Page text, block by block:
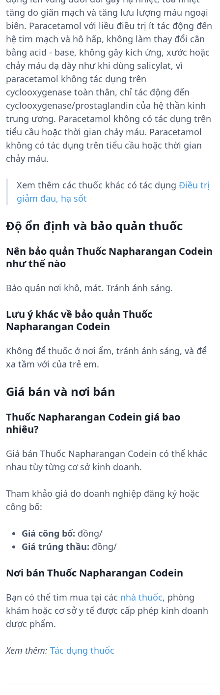
tăng do giãn mạch và tăng lưu lượng máu ngoại
biên. Paracetamol với liều điều trị ít tác động đến
hệ tim mạch và hô hấp, không làm thay đổi cân
bằng acid - base, không gây kích ứng, xước hoặc
chảy máu dạ dày như khi dùng salicylat, vì
paracetamol không tác dụng trên
cyclooxygenase toàn thân, chỉ tác động đến
cyclooxygenase/prostaglandin của hệ thần kinh
trung ương. Paracetamol không có tác dụng trên
tiểu cầu hoặc thời gian chảy máu. Paracetamol
không có tác dụng trên tiểu cầu hoặc thời gian
chảy máu.
Xem thêm các thuốc khác có tác dụng Điều trị
giảm đau, hạ sốt
Độ ổn định và bảo quản thuốc
Nên bảo quản Thuốc Napharangan Codein
như thế nào
Bảo quản nơi khô, mát. Tránh ánh sáng.
Lưu ý khác về bảo quản Thuốc
Napharangan Codein
Không để thuốc ở nơi ẩm, tránh ánh sáng, và để
xa tầm với của trẻ em.
Giá bán và nơi bán
Thuốc Napharangan Codein giá bao
nhiêu?
Giá bán Thuốc Napharangan Codein có thể khác
nhau tùy từng cơ sở kinh doanh.
Tham khảo giá do doanh nghiệp đăng ký hoặc
công bố:
Giá công bố: đồng/
Giá trúng thầu: đồng/
Nơi bán Thuốc Napharangan Codein
Bạn có thể tìm mua tại các nhà thuốc, phòng
khám hoặc cơ sở y tế được cấp phép kinh doanh
dược phẩm.
Xem thêm: Tác dụng thuốc